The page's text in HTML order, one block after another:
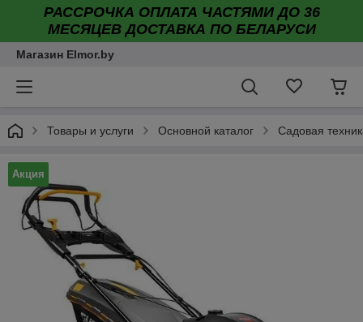
РАССРОЧКА ОПЛАТА ЧАСТЯМИ ДО 36
МЕСЯЦЕВ ДОСТАВКА ПО БЕЛАРУСИ
Магазин Elmor.by
Товары и услуги Основной каталог Садовая
Акция